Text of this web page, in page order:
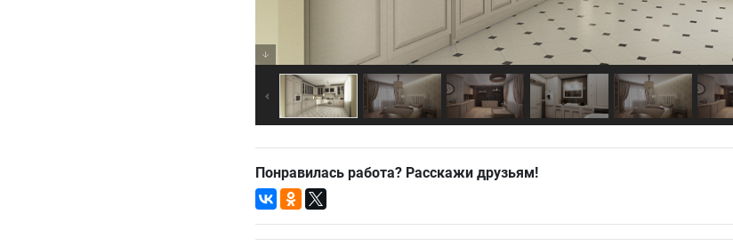
Понравилась работа? Расскажи друзьям!